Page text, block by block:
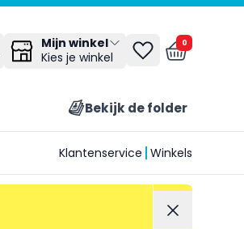
Mijn winkel
Kies je winkel
0
Bekijk de folder
Klantenservice Winkels